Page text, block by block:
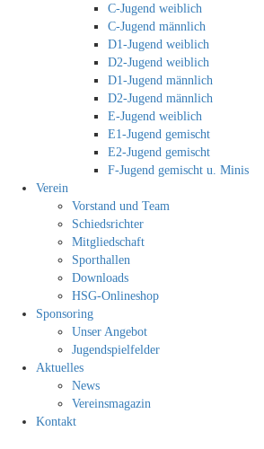
C-Jugend weiblich
C-Jugend männlich
D1-Jugend weiblich
D2-Jugend weiblich
D1-Jugend männlich
D2-Jugend männlich
E-Jugend weiblich
E1-Jugend gemischt
E2-Jugend gemischt
F-Jugend gemischt u. Minis
Verein
Vorstand und Team
Schiedsrichter
Mitgliedschaft
Sporthallen
Downloads
HSG-Onlineshop
Sponsoring
Unser Angebot
Jugendspielfelder
Aktuelles
News
Vereinsmagazin
Kontakt